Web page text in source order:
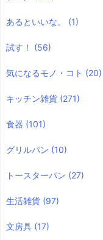
あるといいな。 (1)
試す！ (56)
気になるモノ・コト (20)
キッチン雑貨 (271)
食器 (101)
グリルパン (10)
トースターパン (27)
生活雑貨 (97)
文房具 (17)